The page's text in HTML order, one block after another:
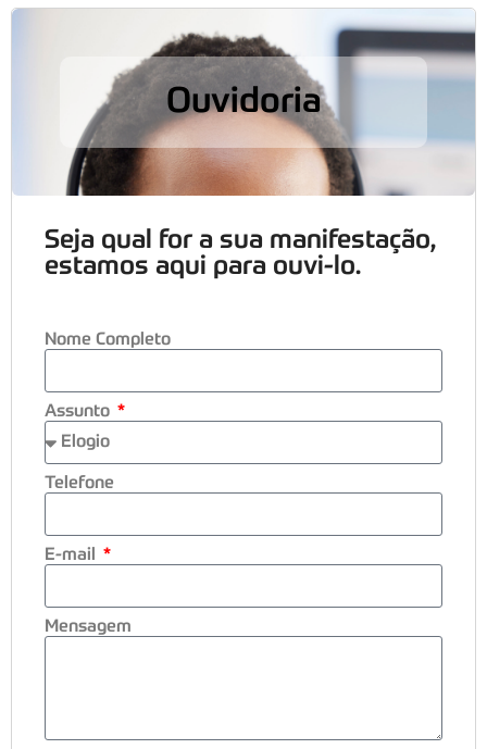
Ouvidoria
Seja qual for a sua manifestação,
estamos aqui para ouvi-lo.
Nome Completo
Assunto
Telefone
E-mail
Mensagem